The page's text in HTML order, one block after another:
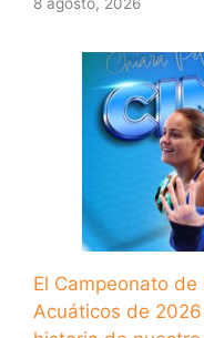
El Campeonato
Acuáticos de